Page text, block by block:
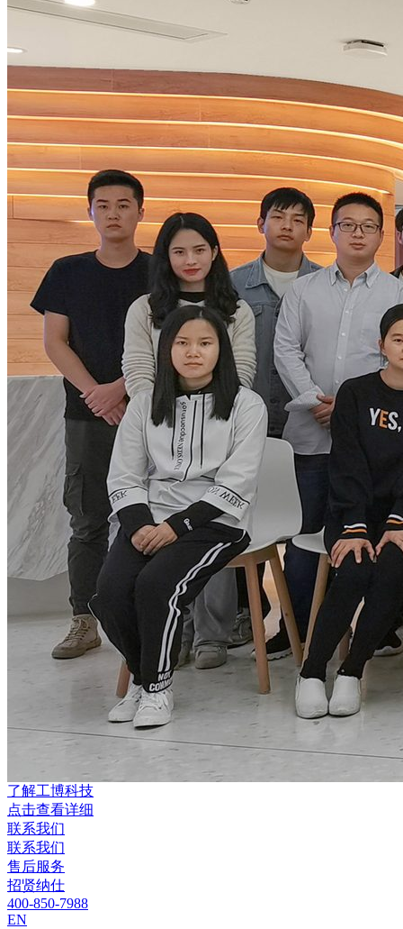
了解工博科技
点击查看详细
联系我们
联系我们
售后服务
招贤纳仕
400-850-7988
EN